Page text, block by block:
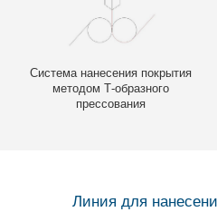
Система нанесения покрытия
методом Т-образного
прессования
Линия для